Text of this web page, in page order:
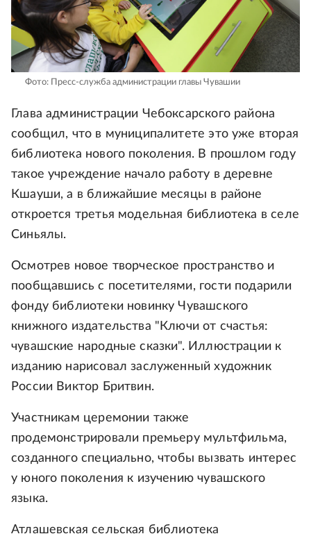
Фото: Пресс-служба администрации главы Чувашии
Глава администрации Чебоксарского района
сообщил, что в муниципалитете это уже вторая
библиотека нового поколения. В прошлом году
такое учреждение начало работу в деревне
Кшауши, а в ближайшие месяцы в районе
откроется третья модельная библиотека в селе
Синьялы.
Осмотрев новое творческое пространство и
пообщавшись с посетителями, гости подарили
фонду библиотеки новинку Чувашского
книжного издательства "Ключи от счастья:
чувашские народные сказки". Иллюстрации к
изданию нарисовал заслуженный художник
России Виктор Бритвин.
Участникам церемонии также
продемонстрировали премьеру мультфильма,
созданного специально, чтобы вызвать интерес
у юного поколения к изучению чувашского
языка.
Атлашевская сельская библиотека